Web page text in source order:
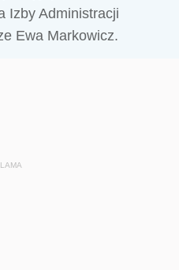
Izby Administracji
Ewa Markowicz.